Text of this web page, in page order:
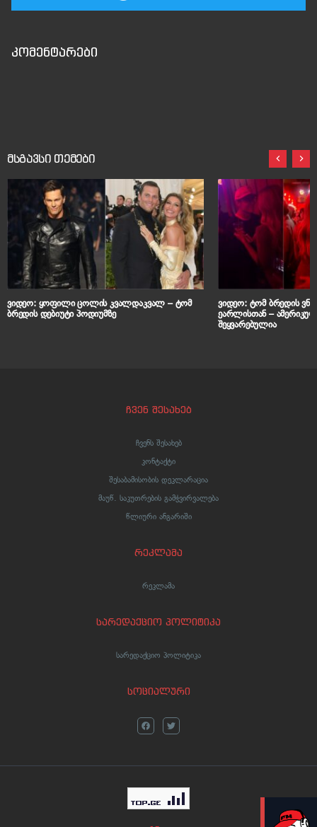
LIVE
კომენტარები
მსგავსი თემები
ვიდეო: ყოფილი ცოლის კვალდაკვალ – ტომ
ბრედის დებიუტი პოდიუმზე
ვიდეო: ტომ ბრედის
ეარლისთან –
შეყვარებულია
ჩვენ შესახებ
ჩვენს შესახებ
კონტაქტი
შესაბამისობის დეკლარაცია
მაუწ. საკუთრების გამჭვირვალება
წლიური ანგარიში
რეკლამა
რეკლამა
სარედაქციო პოლიტიკა
სარედაქციო პოლიტიკა
სოციალური